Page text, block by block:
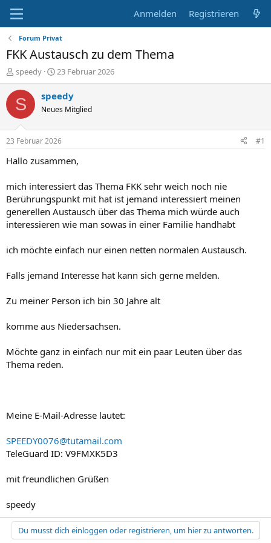
Anmelden Registrieren
Forum Privat
FKK Austausch zu dem Thema
E
r
s
t
e
r
speedy
E
r
s
e
l
t
a
23 Februar 2026
S speedy
Neues Mitglied
23 Februar 2026 #1
Hallo zusammen,
mich interessiert das Thema FKK sehr weich noch nie
Berührungspunkt mit hat ist jemand interessiert meinen
generellen Austausch über das Thema mich würde auch
interessieren wie man sowas in einer Familie handhabt
ich möchte einfach nur einen netten normalen Austausch.
Falls jemand Interesse hat kann sich gerne melden.
Zu meiner Person ich bin 30 Jahre alt
komme aus Niedersachsen.
Möchte ganz in einfach nur mit ein paar Leuten über das
Thema reden.
Meine E-Mail-Adresse lautet:
SPEEDY0076@tutamail.com
TeleGuard ID: V9FMXK5D3
mit freundlichen Grüßen
speedy
Du musst dich einloggen oder registrieren, um hier zu antworten.